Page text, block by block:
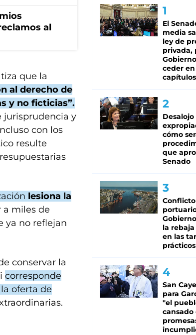
al
que la
al derecho de
y no ficticias”.
jurisprudencia y
con los
resulte
lesiona la
a miles de
ya no reflejan
conservar la
corresponde
oferta de
El
media
ley de
privada,
ceder
capítulos
cómo
que
Senado
Conflicto
la rebaja
en las
prácticos
San
para
"el
cansado